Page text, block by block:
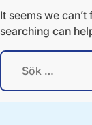
i
l
l
i
e
It seems we
searching can
S
k